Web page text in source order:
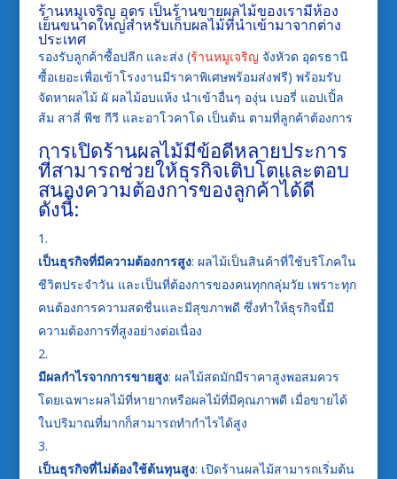
ร้านหมูเจริญ อุดร เป็นร้านขายผลไม้ของเรามีห้อง
เย็นขนาดใหญ่สำหรับเก็บผลไม้ที่นำเข้ามาจากต่าง
ประเทศ
รองรับลูกค้าซื้อปลีก และส่ง (ร้านหมูเจริญ จังหัวด อุดรธานี
ซื้อเยอะเพื่อเข้าโรงงานมีราคาพิเศษพร้อมส่งฟรี) พร้อมรับ
จัดหาผลไม้ ผั ผลไม้อบแห้ง นำเข้าอื่นๆ องุ่น เบอรี่ แอปเปิ้ล
ส้ม สาลี่ พีช กีวี และอาโวคาโด เป็นต้น ตามที่ลูกค้าต้องการ
การเปิดร้านผลไม้มีข้อดีหลายประการ
ที่สามารถช่วยให้ธุรกิจเติบโตและตอบ
สนองความต้องการของลูกค้าได้ดี
ดังนี้:
เป็นธุรกิจที่มีความต้องการสูง: ผลไม้เป็นสินค้าที่ใช้บริโภคใน
ชีวิตประจำวัน และเป็นที่ต้องการของคนทุกกลุ่มวัย เพราะทุก
คนต้องการความสดชื่นและมีสุขภาพดี ซึ่งทำให้ธุรกิจนี้มี
ความต้องการที่สูงอย่างต่อเนื่อง
มีผลกำไรจากการขายสูง: ผลไม้สดมักมีราคาสูงพอสมควร
โดยเฉพาะผลไม้ที่หายากหรือผลไม้ที่มีคุณภาพดี เมื่อขายได้
ในปริมาณที่มากก็สามารถทำกำไรได้สูง
เป็นธุรกิจที่ไม่ต้องใช้ต้นทุนสูง: เปิดร้านผลไม้สามารถเริ่มต้น